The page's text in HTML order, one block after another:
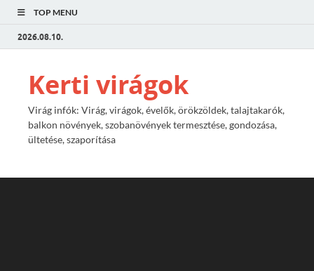
TOP MENU
2026.08.10.
Kerti virágok
Virág infók: Virág, virágok, évelők, örökzöldek, talajtakarók,
balkon növények, szobanövények termesztése, gondozása,
ültetése, szaporítása